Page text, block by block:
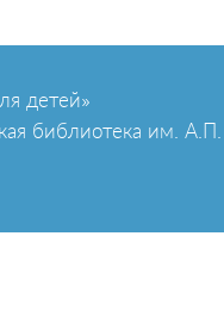
детей»
библиотека им. А.П.